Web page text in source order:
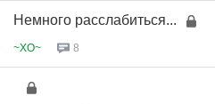
Немного расслабиться...
~XO~ 8